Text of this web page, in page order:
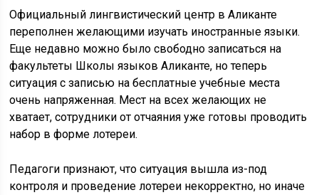
Официальный лингвистический центр в Аликанте
переполнен желающими изучать иностранные языки.
Еще недавно можно было свободно записаться на
факультеты Школы языков Аликанте, но теперь
ситуация с записью на бесплатные учебные места
очень напряженная. Мест на всех желающих не
хватает, сотрудники от отчаяния уже готовы проводить
набор в форме лотереи.
Педагоги признают, что ситуация вышла из-под
контроля и проведение лотереи некорректно, но иначе